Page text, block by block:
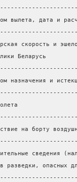
вылета, дата и
скорость и
назначения и
полета
на борту
сведения
разведки,